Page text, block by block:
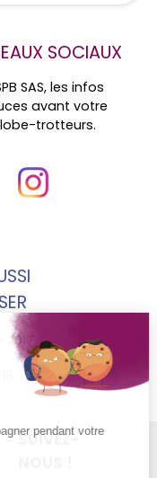
SOCIAUX
SAS, les infos
avant votre
trotteurs.
SUIVEZ-